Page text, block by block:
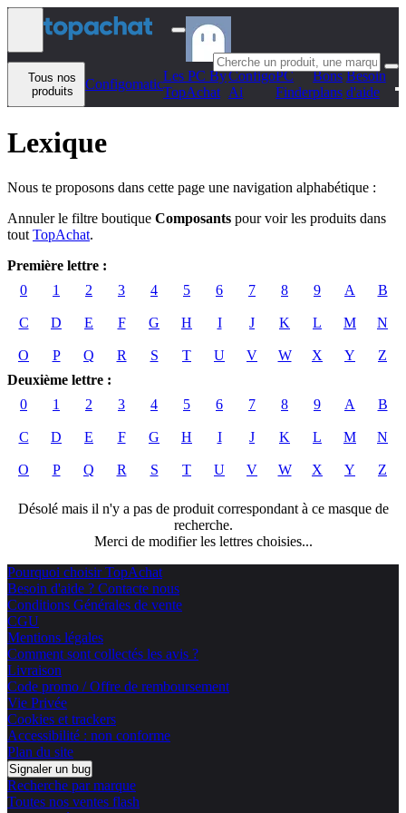
Aller au contenu
Tous nos
produits
Configomatic
Les PC By
TopAchat
Configo
Ai
PC
Finder
Bons
plans
Besoin
d'aide
Lexique
Nous te proposons dans cette page une navigation alphabétique :
Annuler le filtre boutique Composants pour voir les produits dans
tout TopAchat.
Première lettre :
0
1 2 3 4 5 6 7 8 9 A B
C D E F G H I J K L M N
O P Q R S T U V W X Y
Z
Deuxième lettre :
0
1 2 3 4 5 6 7 8 9 A B
C D E F G H I J K L M N
O P Q R S T U V W X Y Z
Désolé mais il n'y a pas de produit correspondant à ce masque de
recherche.
Merci de modifier les lettres choisies...
Pourquoi choisir TopAchat
Besoin d'aide ? Contacte nous
Conditions Générales de vente
CGU
Mentions légales
Comment sont collectés les avis ?
Livraison
Code promo / Offre de remboursement
Vie Privée
Cookies et trackers
Accessibilité : non conforme
Plan du site
Signaler un bug
Recherche par marque
Toutes nos ventes flash